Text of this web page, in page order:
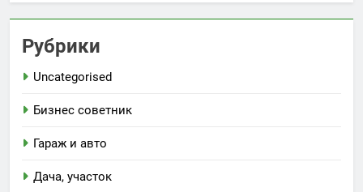
Рубрики
Uncategorised
Бизнес советник
Гараж и авто
Дача, участок